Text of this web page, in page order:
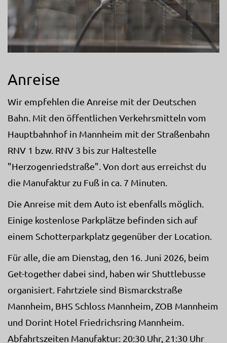
Anreise
Wir empfehlen die Anreise mit der Deutschen
Bahn. Mit den öffentlichen Verkehrsmitteln vom
Hauptbahnhof in Mannheim mit der Straßenbahn
RNV 1 bzw. RNV 3 bis zur Haltestelle
"Herzogenriedstraße". Von dort aus erreichst du
die Manufaktur zu Fuß in ca. 7 Minuten.
Die Anreise mit dem Auto ist ebenfalls möglich.
Einige kostenlose Parkplätze befinden sich auf
einem Schotterparkplatz gegenüber der Location.
Für alle, die am Dienstag, den 16. Juni 2026, beim
Get-together dabei sind, haben wir Shuttlebusse
organisiert. Fahrtziele sind Bismarckstraße
Mannheim, BHS Schloss Mannheim, ZOB Mannheim
und Dorint Hotel Friedrichsring Mannheim.
Abfahrtszeiten Manufaktur: 20:30 Uhr, 21:30 Uhr